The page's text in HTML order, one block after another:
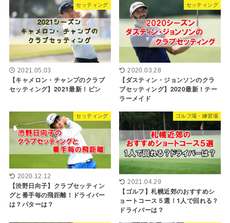
セッティング
2021.05.03
【キャメロン・チャンプのクラブ
セッティング】2021最新！ピン
セッティング
2020.03.28
【ダスティン・ジョンソンのクラ
ブセッティング】2020最新！テー
ラーメイド
セッティング
2020.12.12
【渋野日向子】クラブセッティン
グと番手毎の飛距離！ドライバー
は？パターは？
ゴルフ場・練習場
2021.04.29
【ゴルフ】札幌近郊のおすすめシ
ョートコース５選！1人で回れる？
ドライバーは？